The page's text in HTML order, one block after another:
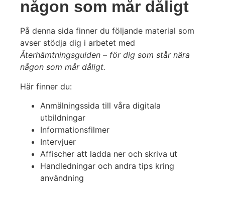
någon som mår dåligt
På denna sida finner du följande material som
avser stödja dig i arbetet med
Återhämtningsguiden – för dig som står nära
någon som mår dåligt.
Här finner du:
Anmälningssida till våra digitala
utbildningar
Informationsfilmer
Intervjuer
Affischer att ladda ner och skriva ut
Handledningar och andra tips kring
användning